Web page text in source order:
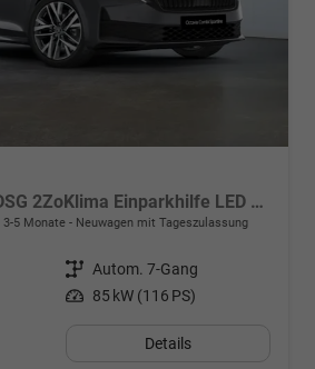
Essence 1,5 TSI DSG 2ZoKlima Einparkhilfe LED Tempomat Digitales Cockpit 5J Garantie
5 Monate Neuwagen mit Tageszulassung
Getriebe Autom. 7-Gang
Leistung 85 kW (116 PS)
Details